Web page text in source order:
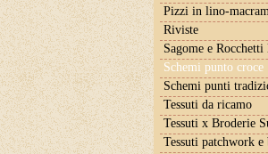
Pizzi in lino-
Riviste
Sagome e Rocchetti
Schemi punto croce
Schemi punti
Tessuti da ricamo
Tessuti x Broderie
Tessuti patchwork e